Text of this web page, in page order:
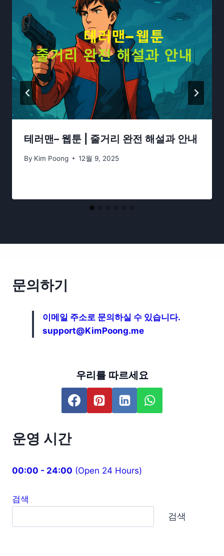
테러맨– 웹툰 | 줄거리 완전 해설과 안내
By Kim Poong 12월 9, 2025
문의하기
이메일 주소로 문의하실 수 있습니다.
support@KimPoong.me
우리를 따르세요
운영 시간
00:00 - 24:00 (Open 24 Hours)
검색
검색